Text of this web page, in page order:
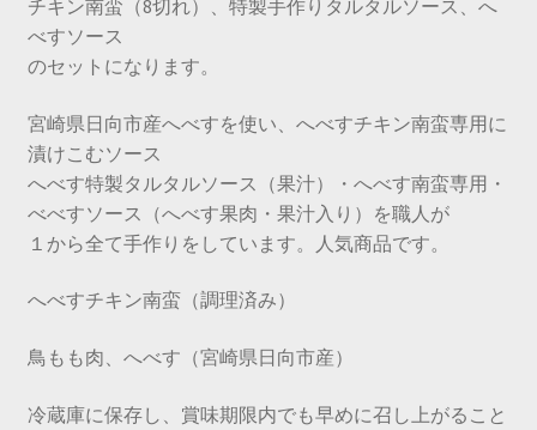
チキン南蛮（8切れ）、特製手作りタルタルソース、へ
べすソース
のセットになります。
宮崎県日向市産へべすを使い、へべすチキン南蛮専用に
漬けこむソース
へべす特製タルタルソース（果汁）・へべす南蛮専用・
べべすソース（へべす果肉・果汁入り）を職人が
１から全て手作りをしています。人気商品です。
へべすチキン南蛮（調理済み）
鳥もも肉、へべす（宮崎県日向市産）
冷蔵庫に保存し、賞味期限内でも早めに召し上がること